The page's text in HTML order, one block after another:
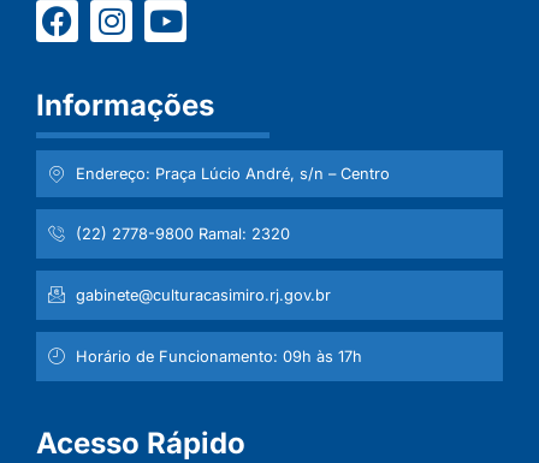
Informações
Endereço: Praça Lúcio André, s/n – Centro
(22) 2778-9800 Ramal: 2320
gabinete@culturacasimiro.rj.gov.br
Horário de Funcionamento: 09h às 17h
Acesso Rápido